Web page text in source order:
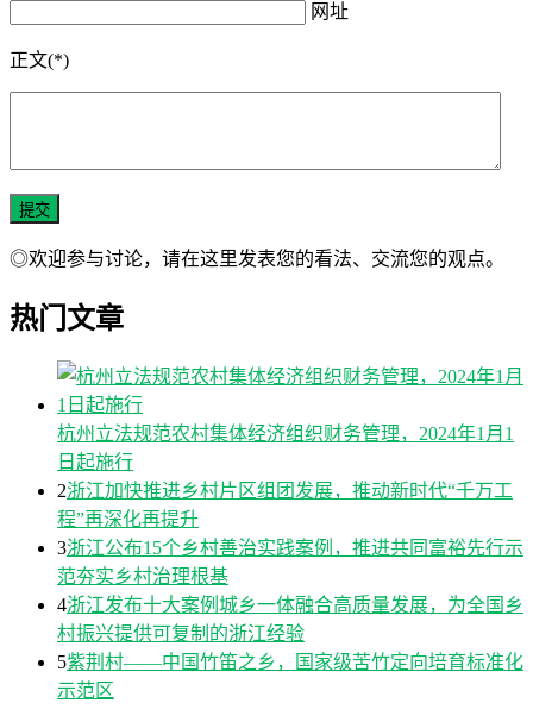
网址
正文(*)
◎欢迎参与讨论，请在这里发表您的看法、交流您的观点。
热门文章
杭州立法规范农村集体经济组织财务管理，2024年1月1
日起施行
2浙江加快推进乡村片区组团发展，推动新时代“千万工
程”再深化再提升
3浙江公布15个乡村善治实践案例，推进共同富裕先行示
范夯实乡村治理根基
4浙江发布十大案例城乡一体融合高质量发展，为全国乡
村振兴提供可复制的浙江经验
5紫荆村——中国竹笛之乡，国家级苦竹定向培育标准化
示范区